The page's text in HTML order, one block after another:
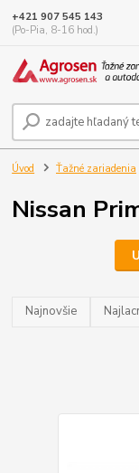
+421 907 545 143
(Po-Pia, 8-16 hod.)
Úvod Ťažné zariadenia
Nissan
Najnovšie